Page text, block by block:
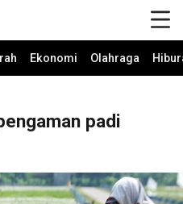
Ekonomi Olahraga
padi